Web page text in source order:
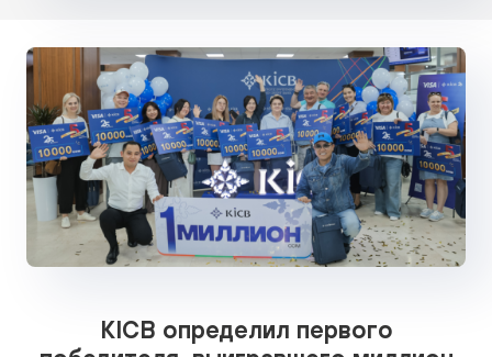
KICB определил первого